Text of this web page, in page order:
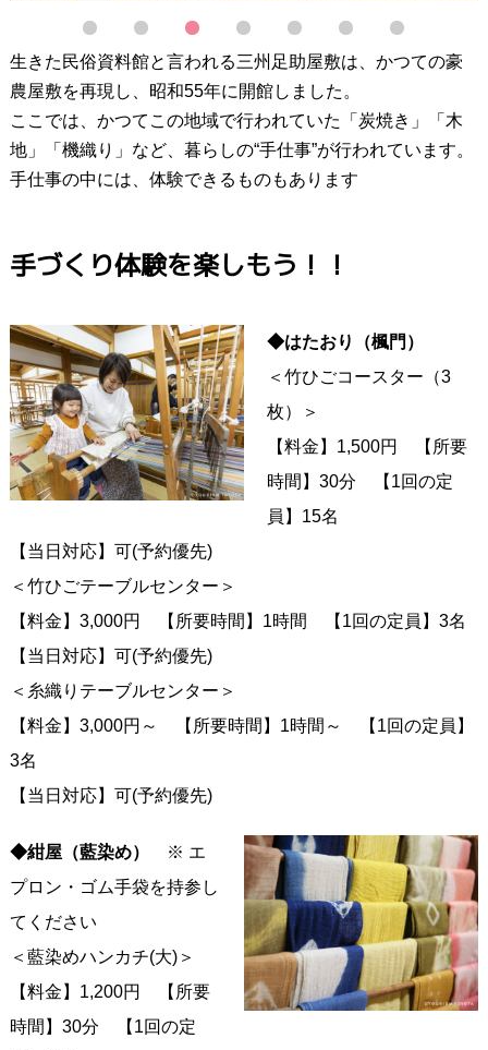
生きた民俗資料館と言われる三州足助屋敷は、かつての豪
農屋敷を再現し、昭和55年に開館しました。
ここでは、かつてこの地域で行われていた「炭焼き」「木
地」「機織り」など、暮らしの“手仕事”が行われています。
手仕事の中には、体験できるものもあります
手づくり体験を楽しもう！！
◆はたおり（楓門）
＜竹ひごコースター（3
枚）＞
【料金】1,500円 【所要
時間】30分 【1回の定
員】15名
【当日対応】可(予約優先)
＜竹ひごテーブルセンター＞
【料金】3,000円 【所要時間】1時間 【1回の定員】3名
【当日対応】可(予約優先)
＜糸織りテーブルセンター＞
【料金】3,000円～ 【所要時間】1時間～ 【1回の定員】
3名
【当日対応】可(予約優先)
◆紺屋（藍染め）
※ エ
プロン・ゴム手袋を持参し
てください
＜藍染めハンカチ(大)＞
【料金】1,200円 【所要
時間】30分 【1回の定